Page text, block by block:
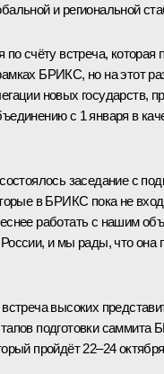
и региональной
по счёту встреча, которая
БРИКС, но на этот
новых государств,
с 1 января в
заседание с
в БРИКС пока не
работать с нашим
и мы рады, что она
высоких
подготовки
пройдёт 22–24